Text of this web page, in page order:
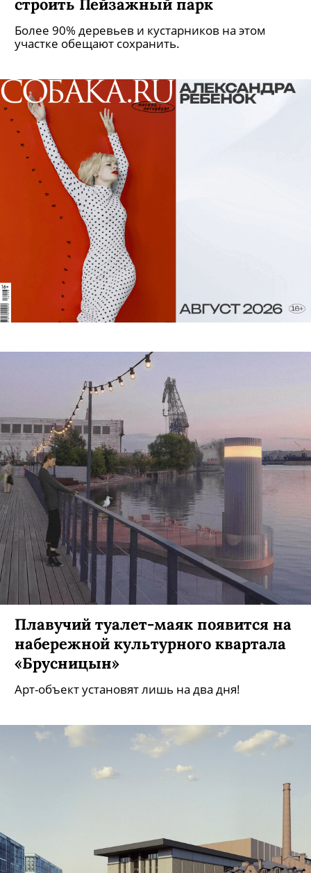
Более 90% деревьев и кустарников на этом
участке обещают сохранить.
Плавучий туалет-маяк появится на
набережной культурного квартала
«Брусницын»
Арт-объект установят лишь на два дня!